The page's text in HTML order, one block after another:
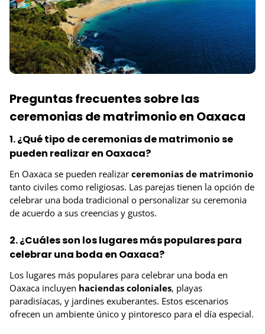
Preguntas frecuentes sobre las
ceremonias de matrimonio en Oaxaca
1. ¿Qué tipo de ceremonias de matrimonio se
pueden realizar en Oaxaca?
En Oaxaca se pueden realizar ceremonias de matrimonio
tanto civiles como religiosas. Las parejas tienen la opción de
celebrar una boda tradicional o personalizar su ceremonia
de acuerdo a sus creencias y gustos.
2. ¿Cuáles son los lugares más populares para
celebrar una boda en Oaxaca?
Los lugares más populares para celebrar una boda en
Oaxaca incluyen haciendas coloniales, playas
paradisíacas, y jardines exuberantes. Estos escenarios
ofrecen un ambiente único y pintoresco para el día especial.